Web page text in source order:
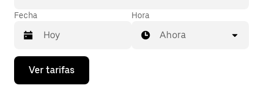
Fecha
Presiona
flecha
Hora
Ahora
Ver tarifas